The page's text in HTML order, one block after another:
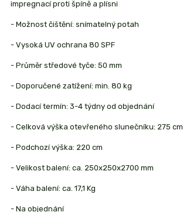
impregnací proti špíně a plísni
- Možnost čištění: snímatelný potah
- Vysoká UV ochrana 80 SPF
- Průměr středové tyče: 50 mm
- Doporučené zatížení: min. 80 kg
- Dodací termín: 3-4 týdny od objednání
- Celková výška otevřeného slunečníku: 275 cm
- Podchozí výška: 220 cm
- Velikost balení: ca. 250x250x2700 mm
- Váha balení: ca. 17,1 Kg
- Na objednání